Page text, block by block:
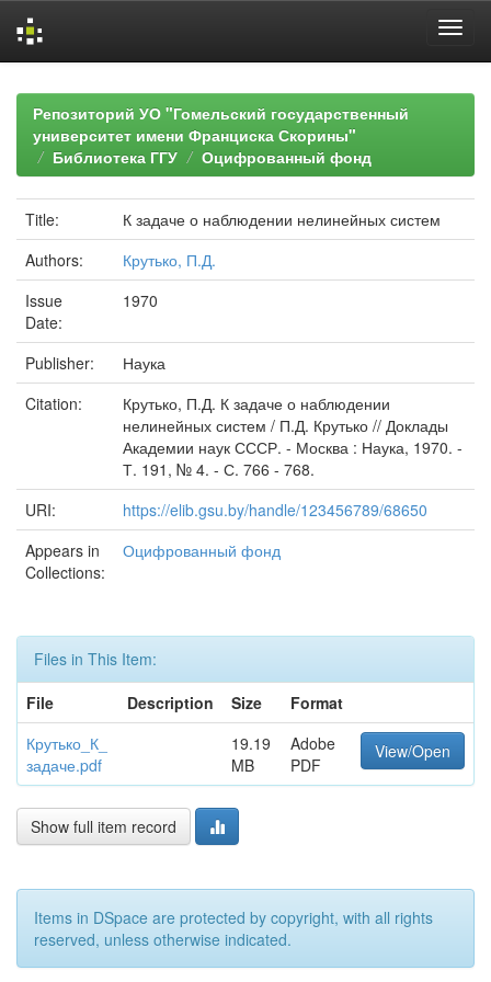
navigationРепозиторий УО "Гомельский государственный
университет имени Франциска Скорины"
Библиотека ГГУ
Оцифрованный фонд
Title:
К задаче о наблюдении нелинейных систем
Authors:
Крутько, П.Д.
Issue
Date:
1970
Publisher:
Наука
Citation:
Крутько, П.Д. К задаче о наблюдении
нелинейных систем / П.Д. Крутько // Доклады
Академии наук СССР. - Москва : Наука, 1970. -
Т. 191, № 4. - С. 766 - 768.
URI:
https://elib.gsu.by/handle/123456789/68650
Appears in
Collections:
Оцифрованный фонд
Files in This Item:
File
Description Size
Format
Крутько_К_
задаче.pdf
19.19
MB
Adobe
PDF
View/Open
Show full item record
Items in DSpace are protected by copyright, with all rights
reserved, unless otherwise indicated.